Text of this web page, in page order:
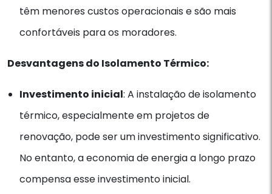
têm menores custos operacionais e são mais
confortáveis para os moradores.
Desvantagens do Isolamento Térmico:
Investimento inicial: A instalação de isolamento
térmico, especialmente em projetos de
renovação, pode ser um investimento significativo.
No entanto, a economia de energia a longo prazo
compensa esse investimento inicial.